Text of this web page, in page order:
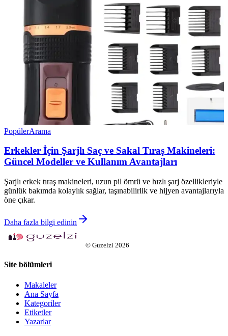
PopülerArama
Erkekler İçin Şarjlı Saç ve Sakal Tıraş Makineleri:
Güncel Modeller ve Kullanım Avantajları
Şarjlı erkek tıraş makineleri, uzun pil ömrü ve hızlı şarj özellikleriyle
günlük bakımda kolaylık sağlar, taşınabilirlik ve hijyen avantajlarıyla
öne çıkar.
Daha fazla bilgi edinin
© Guzelzi 2026
Site bölümleri
Makaleler
Ana Sayfa
Kategoriler
Etiketler
Yazarlar